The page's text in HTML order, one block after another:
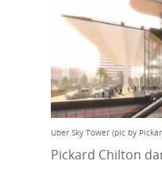
Uber Sky Tower (pic by
Pickard Chilton